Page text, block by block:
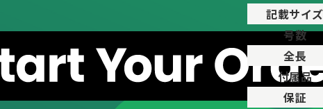
記載サイズ
号数
全長
付属品
保証